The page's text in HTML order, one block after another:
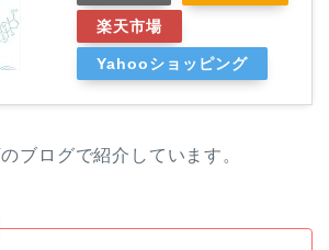
楽天市場
Yahooショッピング
ブログで紹介しています。